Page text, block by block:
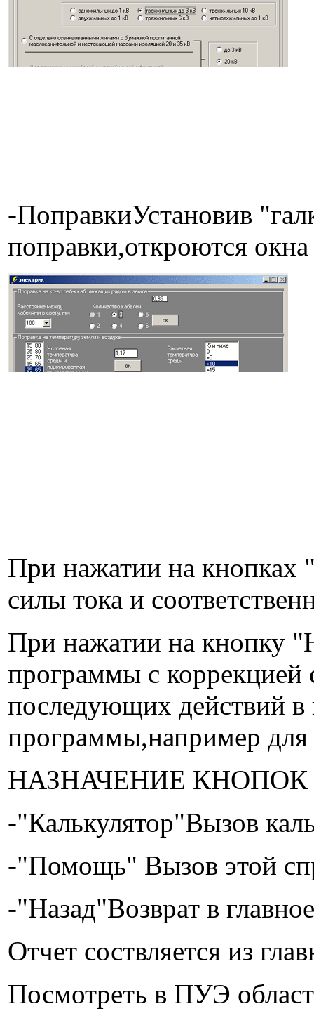
-ПоправкиУстановив
поправки,откроются
При нажатии на кнопках
силы тока и
При нажатии на кнопку
программы с коррекцией
последующих действий в
программы,например для
НАЗНАЧЕНИЕ КНОПОК
-"Калькулятор"Вызов
-"Помощь" Вызов этой
-"Назад"Возврат в
Отчет соствляется из
Посмотреть в ПУЭ